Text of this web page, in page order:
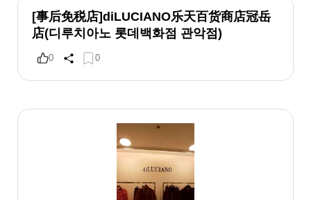
[事后免税店]diLUCIANO乐天百货商店冠岳
店(디루치아노 롯데백화점 관악점)
0 0